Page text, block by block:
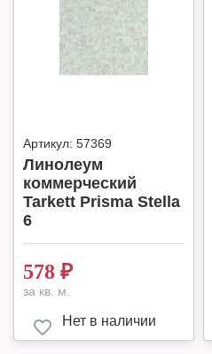
Артикул: 57369
Линолеум
коммерческий
Tarkett Prisma Stella
6
578 ₽
за кв. м.
Нет в наличии